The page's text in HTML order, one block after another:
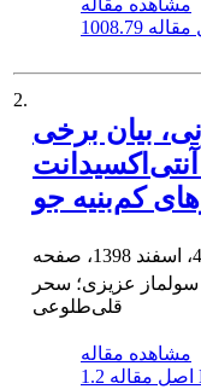
مشاهده مقاله
مقاله
2.
بیان برخی
کم‌بنیه جو
سولماز عزیزی؛ سحر
قلی‌طلوعی
مشاهده مقاله
اصل مقاله